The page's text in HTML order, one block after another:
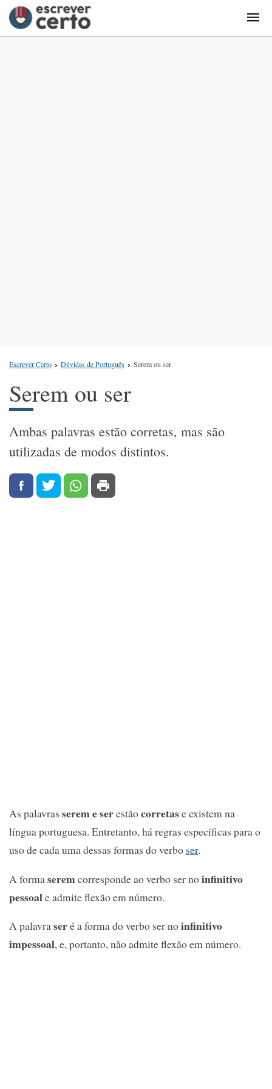
Escrever Certo Dúvidas de Português Serem ou ser
Serem ou ser
Ambas palavras estão corretas, mas são
utilizadas de modos distintos.
As palavras serem e serestãocorretase existem na
língua portuguesa. Entretanto, há regras específicas para o
uso de cada uma dessas formas do verbo ser.
A forma seremcorresponde ao verbo ser noinfinitivo
pessoale admite flexão em número.
A palavraseré a forma do verbo ser noinfinitivo
impessoal, e, portanto, não admite flexão em número.